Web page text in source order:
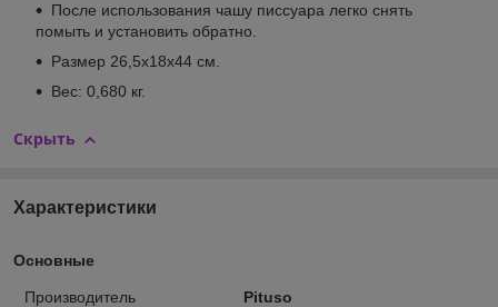
После использования чашу писсуара легко снять
помыть и установить обратно.
Размер 26,5х18х44 см.
Вес: 0,680 кг.
Скрыть
Характеристики
Основные
Производитель
Pituso